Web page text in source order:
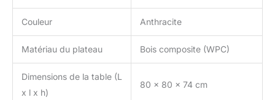
: 180 x 90 x 74 cm
111 cm / Matériau cadre
laqué avec vis en acier
Couleur Anthracite
Matériau du plateau Bois composite (WPC)
Dimensions de la table (L
x l x h)
80 x 80 x 74 cm